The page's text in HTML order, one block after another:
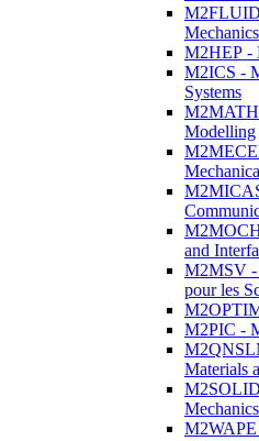
Mechanics
M2HEP -
M2ICS -
Systems
Modelling
and
M2MSV -
pour les
M2PIC -
Materials
Mechanics
M2WAPE